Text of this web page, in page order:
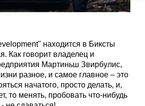
находится в Биксты
Как говорит владелец и
Мартиньш Звирбулис,
разное, и самое главное – это
начатого, просто делать, и,
то менять, пробовать что-нибудь